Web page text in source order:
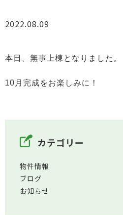
2022.08.09
本日、無事上棟となりました。
10月完成をお楽しみに！
カテゴリー
物件情報
ブログ
お知らせ